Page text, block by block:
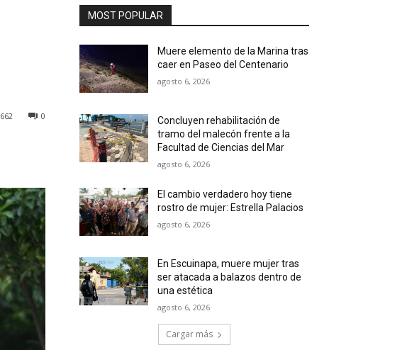
0
662
MOST POPULAR
Muere elemento de la Marina tras
caer en Paseo del Centenario
agosto 6, 2026
Concluyen rehabilitación de
tramo del malecón frente a la
Facultad de Ciencias del Mar
agosto 6, 2026
El cambio verdadero hoy tiene
rostro de mujer: Estrella Palacios
agosto 6, 2026
En Escuinapa, muere mujer tras
ser atacada a balazos dentro de
una estética
agosto 6, 2026
Cargar más